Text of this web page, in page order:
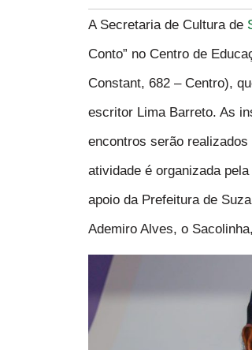
A Secretaria de Cultura de
Conto” no Centro de
Constant, 682 – Centro),
escritor Lima Barreto. As
encontros serão
atividade é organizada
apoio da Prefeitura de
Ademiro Alves, o